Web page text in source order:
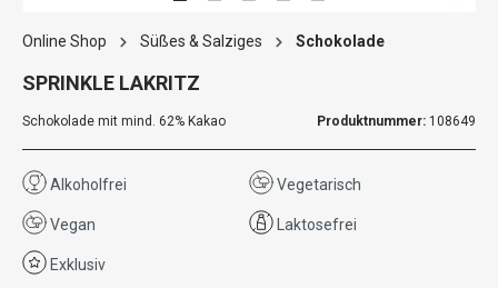
Online Shop Süßes & Salziges Schokolade
SPRINKLE LAKRITZ
Schokolade mit mind. 62% Kakao Produktnummer: 108649
Alkoholfrei Vegetarisch
Vegan Laktosefrei
Exklusiv